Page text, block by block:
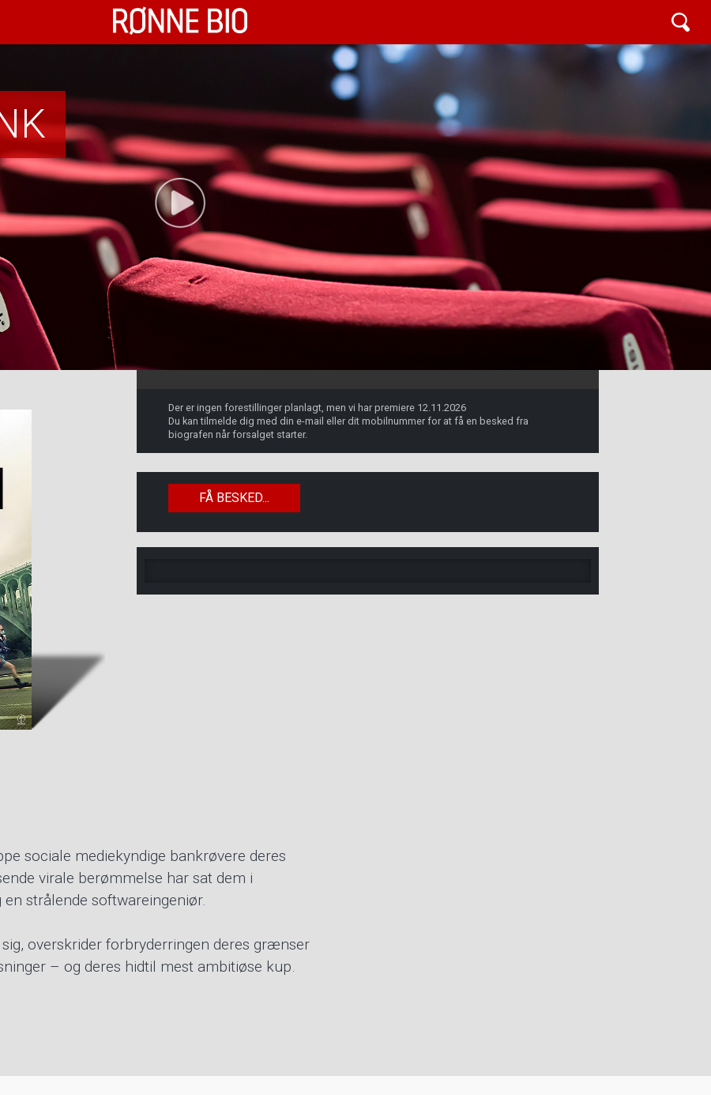
Rønne Bio
Der er ingen forestillinger planlagt, men vi har premiere 12.11.2026
Du kan tilmelde dig med din e-mail eller dit mobilnummer for at få en besked fra
biografen når forsalget starter.
FÅ BESKED...
sociale mediekyndige bankrøvere deres
virale berømmelse har sat dem i
strålende softwareingeniør.
overskrider forbryderringen deres grænser
– og deres hidtil mest ambitiøse kup.